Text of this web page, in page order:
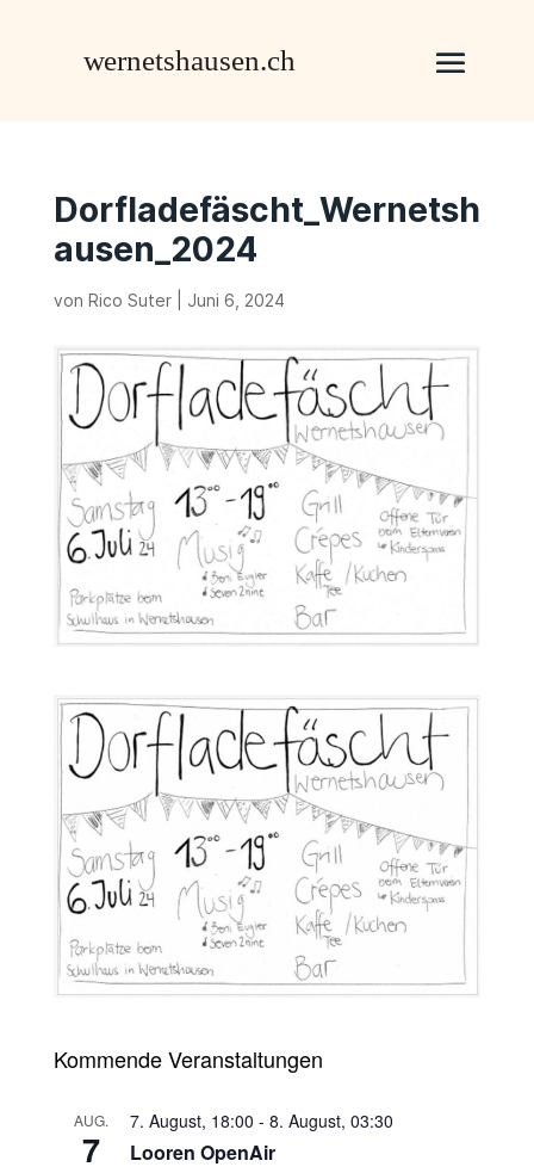
Dorfladefäscht_Wernetsh
ausen_2024
von Rico Suter| Juni 6, 2024
Kommende Veranstaltungen
AUG.
7
7. August, 18:00 - 8. August, 03:30
Looren OpenAir